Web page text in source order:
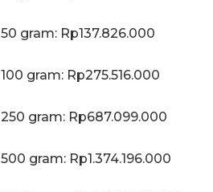
‎50 gram: Rp137.826.000
‎100 gram: Rp275.516.000
‎250 gram: Rp687.099.000
‎500 gram: Rp1.374.196.000